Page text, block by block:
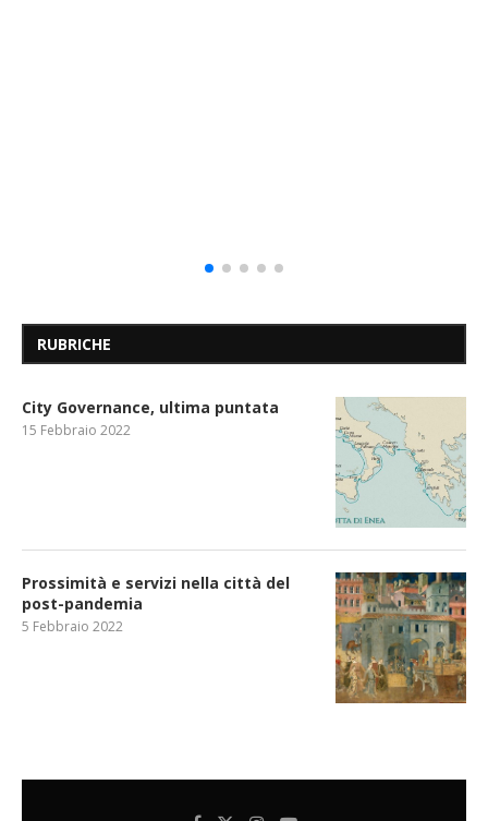
RUBRICHE
City Governance, ultima puntata
15 Febbraio 2022
Prossimità e servizi nella città del
post-pandemia
5 Febbraio 2022